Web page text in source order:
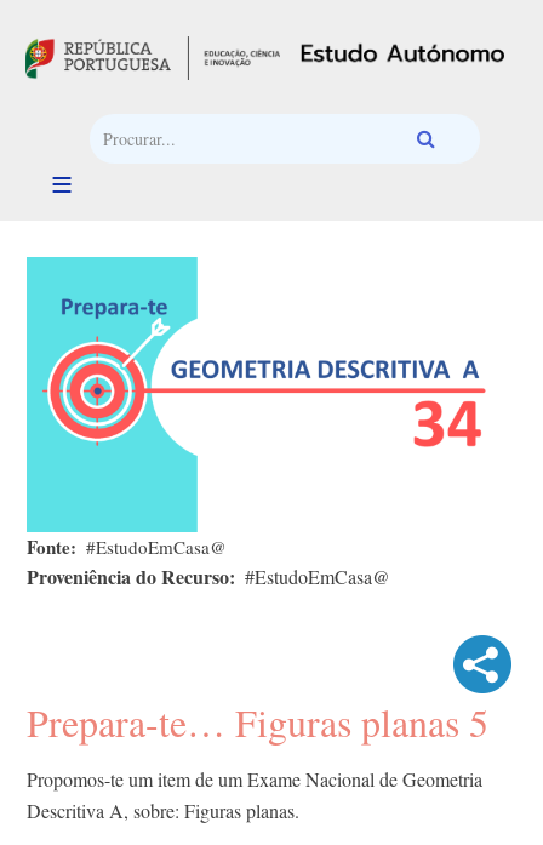
Fonte #EstudoEmCasa@
Proveniência do Recurso #EstudoEmCasa@
Prepara-te… Figuras planas 5
Propomos-te um item de um Exame Nacional de Geometria
Descritiva A, sobre: Figuras planas.